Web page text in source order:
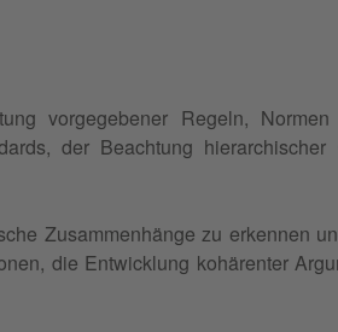
vorgegebener Regeln,
der Beachtung
Zusammenhänge zu erkennen
die Entwicklung kohärenter